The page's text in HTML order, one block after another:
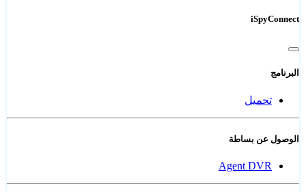
iSpyConnect
البرنامج
تحميل
الوصول عن بساطة
Agent DVR